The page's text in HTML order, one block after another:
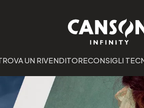
UN RIVENDITORECONSIGLI